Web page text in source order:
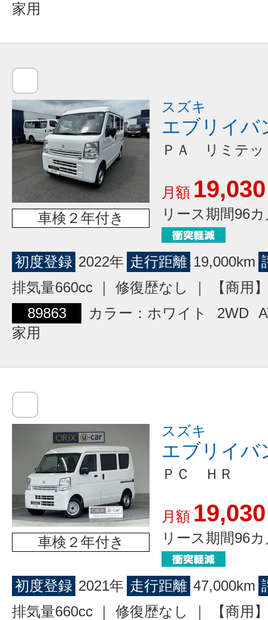
家用
車検２年付き
スズキ
エブリイバ
ＰＡ リミテ
月額 19,030
リース期間96
初度登録 2022年 走行距離 19,000km
排気量660cc ｜ 修復歴なし ｜ 【商用
89863
カラー：ホワイト 2WD
家用
車検２年付き
スズキ
エブリイバ
ＰＣ ＨＲ
月額 19,030
リース期間96
初度登録 2021年 走行距離 47,000km
排気量660cc ｜ 修復歴なし ｜ 【商用